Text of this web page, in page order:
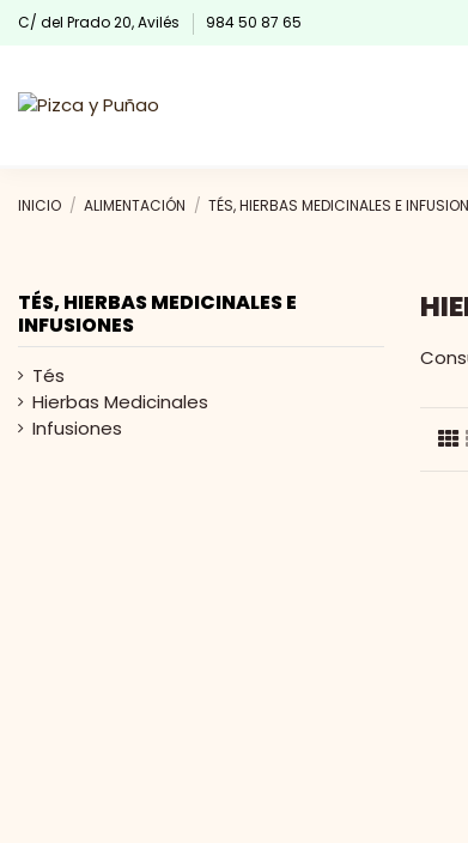
C/ del Prado 20, Avilés 984 50 87 65
INICIO ALIMENTACIÓN TÉS, HIERBAS MEDICINALES E
TÉS, HIERBAS MEDICINALES E
INFUSIONES
Tés
Hierbas Medicinales
Infusiones